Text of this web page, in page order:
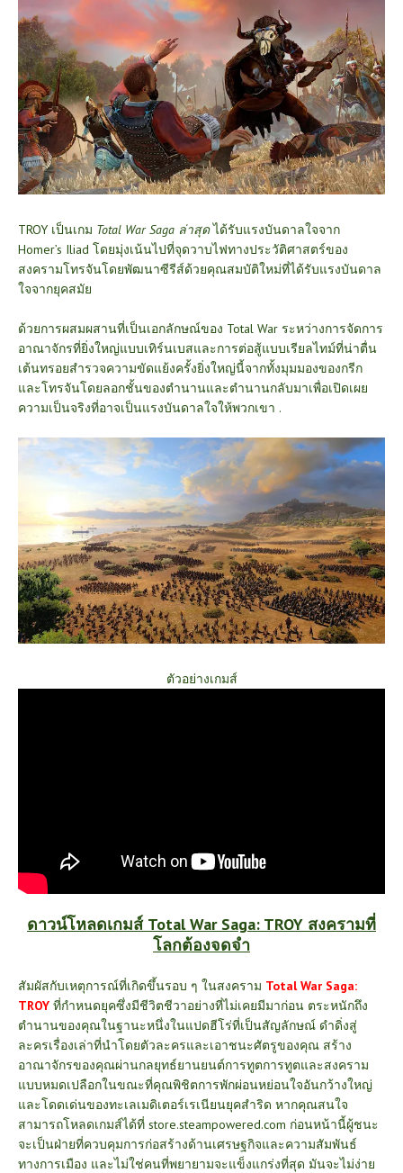
TROY เป็นเกม Total War Saga ล่าสุดได้รับแรงบันดาลใจจาก
Homer’s Iliad โดยมุ่งเน้นไปที่จุดวาบไฟทางประวัติศาสตร์ของ
สงครามโทรจันโดยพัฒนาซีรีส์ด้วยคุณสมบัติใหม่ที่ได้รับแรงบันดาล
ใจจากยุคสมัย
ด้วยการผสมผสานที่เป็นเอกลักษณ์ของ Total War ระหว่างการจัดการ
อาณาจักรที่ยิ่งใหญ่แบบเทิร์นเบสและการต่อสู้แบบเรียลไทม์ที่น่าตื่น
เต้นทรอยสำรวจความขัดแย้งครั้งยิ่งใหญ่นี้จากทั้งมุมมองของกรีก
และโทรจันโดยลอกชั้นของตำนานและตำนานกลับมาเพื่อเปิดเผย
ความเป็นจริงที่อาจเป็นแรงบันดาลใจให้พวกเขา .
ตัวอย่างเกมส์
ดาวน์โหลดเกมส์ Total War Saga: TROY สงครามที่
โลกต้องจดจำ
สัมผัสกับเหตุการณ์ที่เกิดขึ้นรอบ ๆ ในสงคราม Total War Saga:
TROY ที่กำหนดยุคซึ่งมีชีวิตชีวาอย่างที่ไม่เคยมีมาก่อน ตระหนักถึง
ตำนานของคุณในฐานะหนึ่งในแปดฮีโร่ที่เป็นสัญลักษณ์ ดำดิ่งสู่
ละครเรื่องเล่าที่นำโดยตัวละครและเอาชนะศัตรูของคุณ สร้าง
อาณาจักรของคุณผ่านกลยุทธ์ยานยนต์การทูตการทูตและสงคราม
แบบหมดเปลือกในขณะที่คุณพิชิตการพักผ่อนหย่อนใจอันกว้างใหญ่
และโดดเด่นของทะเลเมดิเตอร์เรเนียนยุคสำริด หากคุณสนใจ
สามารถโหลดเกมส์ได้ที่ store.steampowered.com ก่อนหน้านี้ผู้ชนะ
จะเป็นฝ่ายที่ควบคุมการก่อสร้างด้านเศรษฐกิจและความสัมพันธ์
ทางการเมือง และไม่ใช่คนที่พยายามจะแข็งแกร่งที่สุด มันจะไม่ง่าย